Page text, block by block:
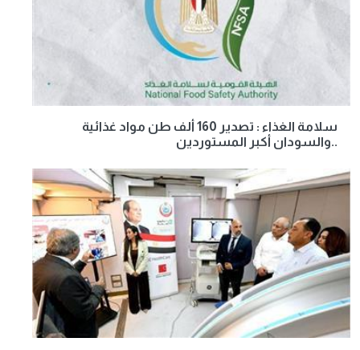
سلامة الغذاء : تصدير 160 ألف طن مواد غذائية
..والسودان أكبر المستوردين